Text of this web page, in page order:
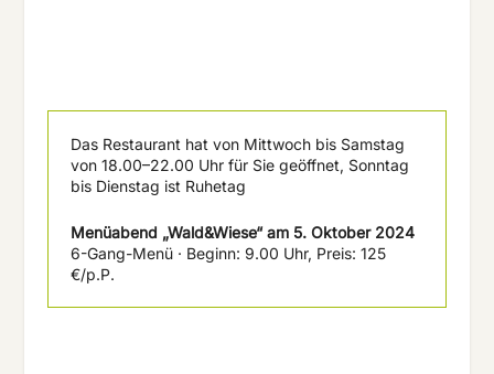
Das Restaurant hat von Mittwoch bis Samstag
von 18.00–22.00 Uhr für Sie geöffnet, Sonntag
bis Dienstag ist Ruhetag
Menüabend „Wald&Wiese“am 5. Oktober 2024
6-Gang-Menü · Beginn: 9.00 Uhr, Preis: 125
€/p.P.